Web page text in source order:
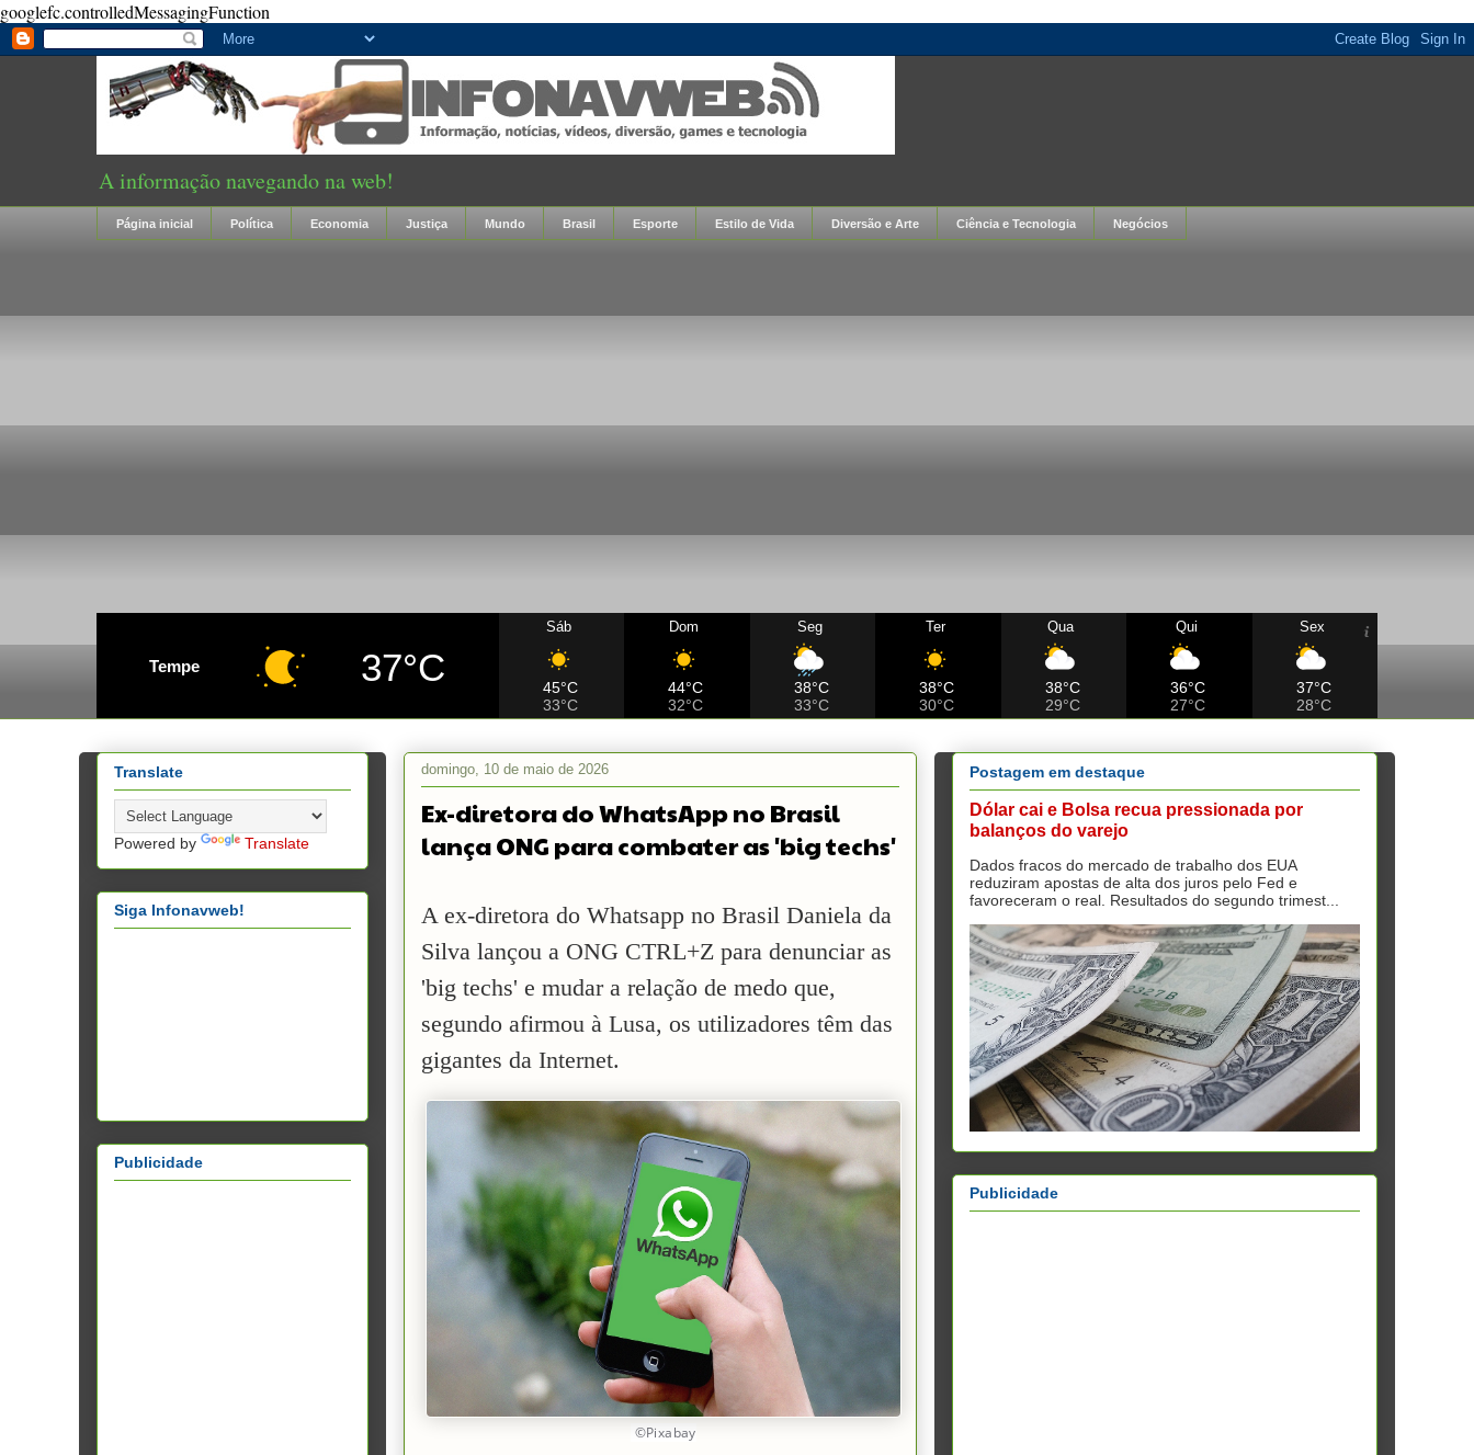
googlefc.controlledMessagingFunction
A informação navegando na web!
Página inicial Política Economia Justiça Mundo Brasil Esporte Estilo de Vida Diversão e Arte Ciência e Tecnologia Negócios
Tempe 37°C
Sáb
45°C
33°C
Dom
44°C
32°C
Seg
38°C
33°C
Ter
38°C
30°C
Qua
38°C
29°C
Qui
36°C
27°C
Sex
37°C
28°C
domingo, 10 de maio de 2026
Ex-diretora do WhatsApp no Brasil
lança ONG para combater as 'big techs'
A ex-diretora do Whatsapp no Brasil Daniela da
Silva lançou a ONG CTRL+Z para denunciar as
'big techs' e mudar a relação de medo que,
segundo afirmou à Lusa, os utilizadores têm das
gigantes da Internet.
©Pixabay
Translate
Powered by Translate
Siga Infonavweb!
Publicidade
Postagem em destaque
Dólar cai e Bolsa recua pressionada por
balanços do varejo
Dados fracos do mercado de trabalho dos EUA
reduziram apostas de alta dos juros pelo Fed e
favoreceram o real. Resultados do segundo trimest...
Publicidade